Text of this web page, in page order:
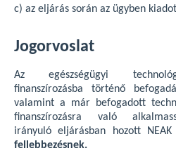
c) az eljárás során az ügyben
Jogorvoslat
Az egészségügyi
finanszírozásba történő
valamint a már befogadott
finanszírozásra való
irányuló eljárásban hozott
fellebbezésnek.